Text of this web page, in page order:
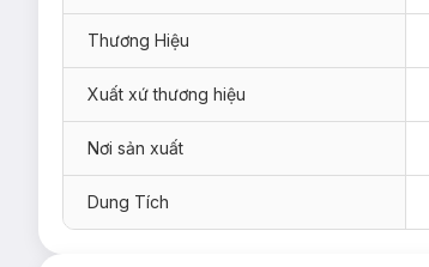
Thương Hiệu
Xuất xứ thương hiệu
Nơi sản xuất
Dung Tích